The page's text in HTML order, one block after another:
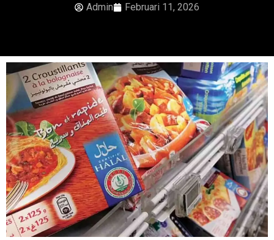
Admin Februari 11, 2026